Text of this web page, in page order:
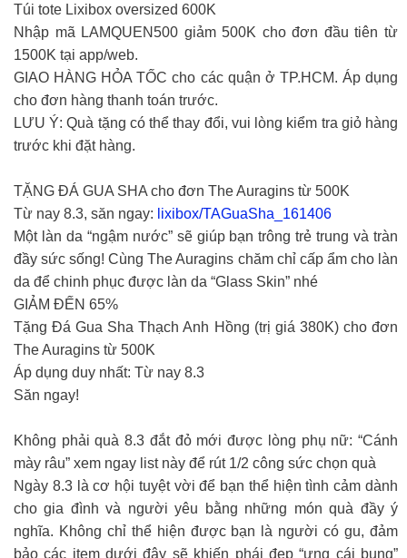
Túi tote Lixibox oversized 600K
Nhập mã LAMQUEN500 giảm 500K cho đơn đầu tiên từ
1500K tại app/web.
GIAO HÀNG HỎA TỐC cho các quận ở TP.HCM. Áp dụng
cho đơn hàng thanh toán trước.
LƯU Ý: Quà tặng có thể thay đổi, vui lòng kiểm tra giỏ hàng
trước khi đặt hàng.
TẶNG ĐÁ GUA SHA cho đơn The Auragins từ 500K
Từ nay 8.3, săn ngay: lixibox/TAGuaSha_161406
Một làn da “ngậm nước” sẽ giúp bạn trông trẻ trung và tràn
đầy sức sống! Cùng The Auragins chăm chỉ cấp ẩm cho làn
da để chinh phục được làn da “Glass Skin” nhé
GIẢM ĐẾN 65%
Tặng Đá Gua Sha Thạch Anh Hồng (trị giá 380K) cho đơn
The Auragins từ 500K
Áp dụng duy nhất: Từ nay 8.3
Săn ngay!
Không phải quà 8.3 đắt đỏ mới được lòng phụ nữ: “Cánh
mày râu” xem ngay list này để rút 1/2 công sức chọn quà
Ngày 8.3 là cơ hội tuyệt vời để bạn thể hiện tình cảm dành
cho gia đình và người yêu bằng những món quà đầy ý
nghĩa. Không chỉ thể hiện được bạn là người có gu, đảm
bảo các item dưới đây sẽ khiến phái đẹp “ưng cái bụng”